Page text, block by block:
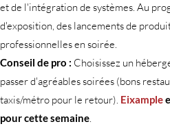
et de l'intégration de systèmes. Au
d'exposition, des lancements de
professionnelles en soirée.
Conseil de pro : Choisissez un
passer d'agréables soirées (bons
taxis/métro pour le retour). Eixample
pour cette semaine.